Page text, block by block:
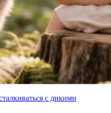
с дикими